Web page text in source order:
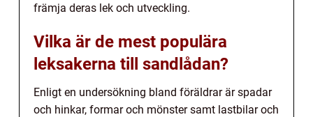
främja deras lek och utveckling.
Vilka är de mest populära
leksakerna till sandlådan?
Enligt en undersökning bland föräldrar är spadar
och hinkar, formar och mönster samt lastbilar och